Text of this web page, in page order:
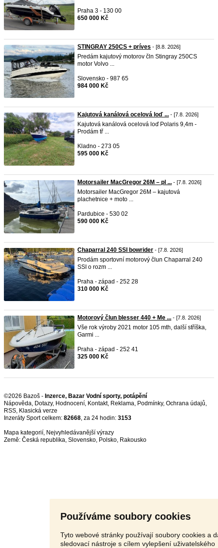
Používáme soubory cookies
Tyto webové stránky používají soubory cookies a
sledovací nástroje s cílem vylepšení uživatelského
Praha 3 - 130 00
650 000 Kč
STINGRAY 250CS + príves - [8.8. 2026]
Predám kajutový motorov čln Stingray 250CS
motor Volvo ...
Slovensko - 987 65
984 000 Kč
Kajutová kanálová ocelová loď ... - [7.8. 2026]
Kajutová kanálová ocelová loď Polaris 9,4m -
Prodám tř ...
Kladno - 273 05
595 000 Kč
Motorsailer MacGregor 26M – pl ... - [7.8. 2026]
Motorsailer MacGregor 26M – kajutová
plachetnice + moto ...
Pardubice - 530 02
590 000 Kč
Chaparral 240 SSI bowrider - [7.8. 2026]
Prodám sportovní motorový člun Chaparral 240
SSI o rozm ...
Praha - západ - 252 28
310 000 Kč
Motorový člun blesser 440 + Me ... - [7.8. 2026]
Vše rok výroby 2021 motor 105 mth, další stříška,
Garmi ...
Praha - západ - 252 41
325 000 Kč
©2026 Bazoš - Inzerce, Bazar Vodní sporty, potápění
Nápověda, Dotazy, Hodnocení, Kontakt, Reklama, Podmínky, Ochrana údajů,
RSS,
Inzeráty Sport celkem: 82668, za 24 hodin: 3153
Mapa kategorií, Nejvyhledávanější výrazy
Země: Česká republika, Slovensko, Polsko, Rakousko